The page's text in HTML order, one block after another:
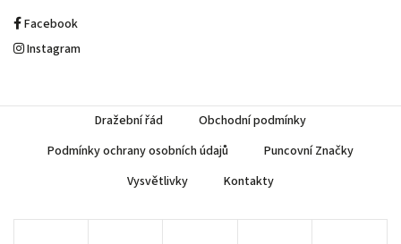
Facebook
Instagram
Dražební řád
Obchodní podmínky
Podmínky ochrany osobních údajů
Puncovní Značky
Vysvětlivky
Kontakty